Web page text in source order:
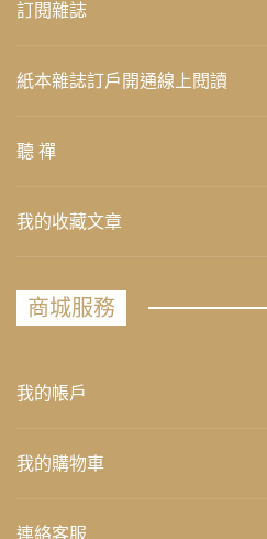
訂閱雜誌
紙本雜誌訂戶開通線上閱讀
聽 禪
我的收藏文章
商城服務
我的帳戶
我的購物車
連絡客服